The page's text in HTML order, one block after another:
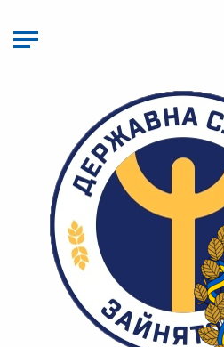
основного
матеріалу